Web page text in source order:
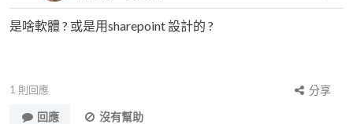
是啥軟體 ? 或是用sharepoint 設計的 ?
1 則回應
分享
回應
沒有幫助